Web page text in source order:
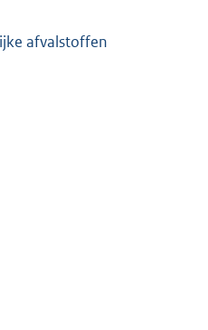
afvalstoffen